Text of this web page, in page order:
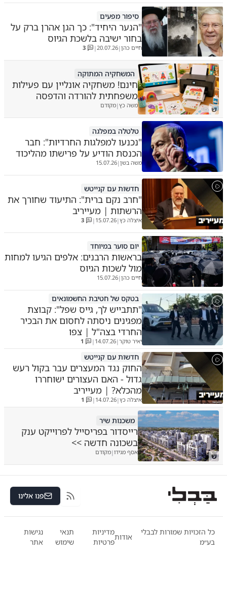
סיפור מפעים
"הנער היחיד": כך הגן אהרן ברק על
בחור ישיבה בלשכת הגיוס
חיים כהן|
20.07.26
|
3
ש
המשחקיה המתוקה
חינם! משחקיה אונליין עם פעילות
משפחתית להורדה והדפסה
משה כץ|מקודם
טלטלה במפלגה
"נכנעו למפלגות החרדיות": חבר
הכנסת הודיע על פרישתו מהליכוד
משה בשן|
15.07.26
חדשות עם קנייטש
"חרב נקם ברית": התיעוד שחורך את
הרשתות | מעייריב
איצלה כץ|
15.07.26
|
3
יום סוער במיוחד
בראשות הרבנים: אלפים הגיעו למחות
מול לשכות הגיוס
חיים כהן|
15.07.26
בטקס של חטיבת החשמונאים
"תתבייש לך, גייס שפל": קבוצת
מפגינים ניסתה לחסום את הבכיר
החרדי בצה"ל | צפו
יאיר טוקר|
14.07.26
|
1
חדשות עם קנייטש
החוק נגד המעצרים עבר בקול רעש
גדול - האם העצורים ישוחררו
מהכלא? | מעייריב
איצלה כץ|
14.07.26
|
1
ש
משכנות שיר
רייסדור בפריסייל לפרוייקט ענק
בשכונה חדשה >>
אסף מגידו|מקודם
RSS פנו אלינו
כל הזכויות שמורות לבבלי
בע״מ
אודות
מדיניות
פרטיות
תנאי
שימוש
נגישות
אתר